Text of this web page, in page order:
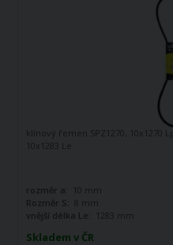
Skladem v ČR
klínový řemen SPZ1270, 10x1270 Lp,
10x1283 Le
rozměr a:
10 mm
Rozměr S:
8 mm
vnější délka Le:
1283 mm